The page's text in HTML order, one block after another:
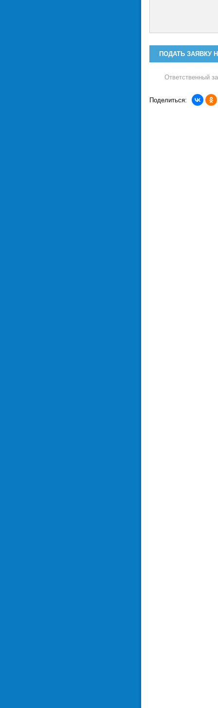
ПОДАТЬ ЗАЯВКУ
Ответственный
Поделиться: